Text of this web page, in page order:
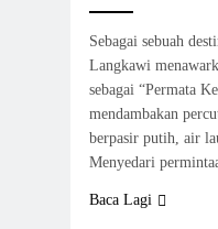
Sebagai sebuah
Langkawi
sebagai “Permata
mendambakan
berpasir putih, air
Menyedari
Baca Lagi